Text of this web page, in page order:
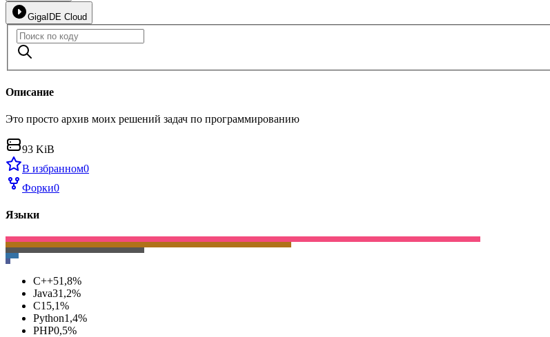
GigaIDE Cloud
Описание
Это просто архив моих решений задач по программированию
93 KiB
В избранном0
Форки0
Языки
C++51,8%
Java31,2%
C15,1%
Python1,4%
PHP0,5%